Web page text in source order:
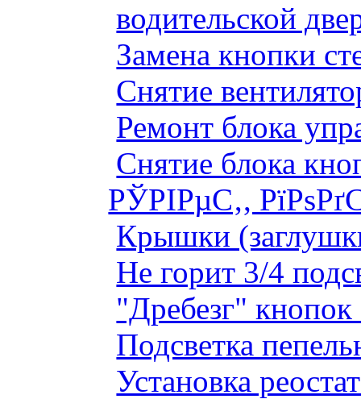
водительской
Замена кнопки
Снятие
Ремонт блока
Снятие блока
РЎРІРµС‚,
Крышки
Не горит 3/4
"Дребезг"
Подсветка
Установка